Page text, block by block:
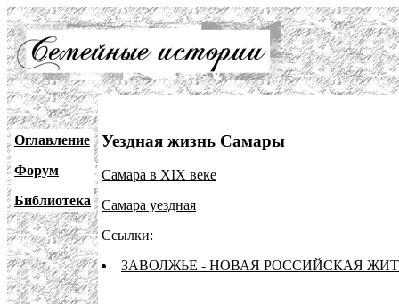
Оглавление
Форум
Библиотека
Уездная жизнь Самары
Самара в XIX веке
Самара уездная
Ссылки:
ЗАВОЛЖЬЕ - НОВАЯ РОССИЙСКАЯ